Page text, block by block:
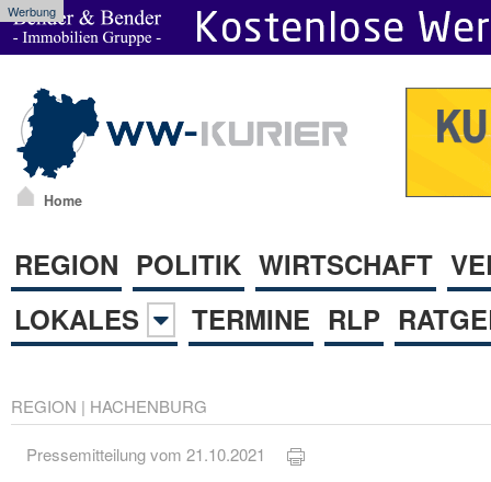
Werbung
Home
REGION POLITIK WIRTSCHAFT
LOKALES
TERMINE RLP
REGION | HACHENBURG
Pressemitteilung vom 21.10.2021